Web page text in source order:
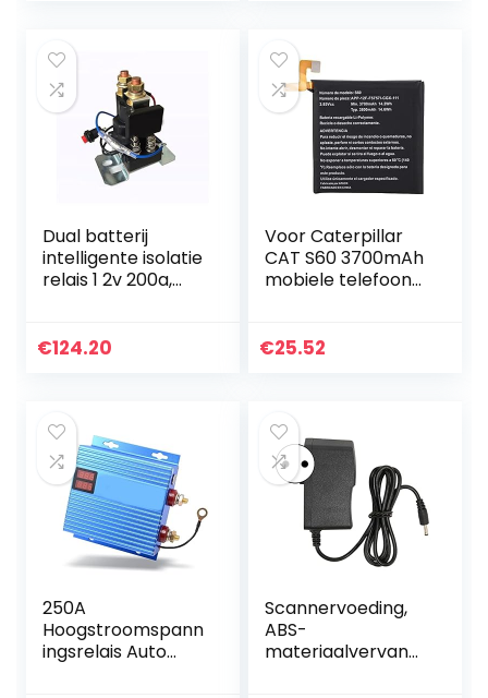
…
Dual batterij
intelligente isolatie
relais 1 2v 200a,
Dual Battery Relay
€124.20
Voor Caterpillar
CAT S60 3700mAh
mobiele telefoon
hoogwaardige
€25.52
250A
Hoogstroomspann
ingsrelais Auto
Scannervoeding,
ABS-
materiaalvervang